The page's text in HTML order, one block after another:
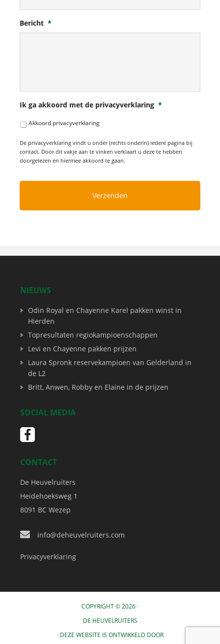
Bericht *
Ik ga akkoord met de privacyverklaring *
Akkoord privacyverklaring
De privacyverklaring vindt u onder (rechts onderin) iedere pagina bij
contact. Door dit vakje aan te vinken verklaart u deze te hebben
doorgelezen en hiermee akkoord te gaan.
NIEUWS
Odin Royal en Chayenne Karel pakken winst in
Hierden
Topresultaten regiokampioenschappen
Levi en Chayenne pakken prijzen
Laura Spronk reservekampioen van Gelderland in
de L2
Britt, Anwen, Robby en Elaine in de prijzen
SOCIAL MEDIA
CONTACT
De Heuvelruiters
Heidehoeksweg 1
8091 BC Wezep
info@deheuvelruiters.com
Privacyverklaring
COPYRIGHT © 2026 ·
DE HEUVELRUITERS
· DEZE WEBSITE IS ONTWIKKELD DOOR